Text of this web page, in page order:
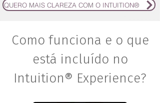
QUERO MAIS CLAREZA COM O INTUITION®
Como funciona e o que
está incluído no
Intuition® Experience?